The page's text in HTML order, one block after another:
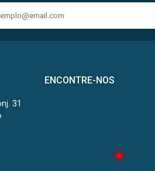
31
ENCONTRE-NOS